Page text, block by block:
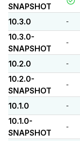
SNAPSHOT
10.3.0
-
10.3.0-
SNAPSHOT
-
10.2.0 -
10.2.0-
SNAPSHOT
-
10.1.0 -
10.1.0-
SNAPSHOT
-